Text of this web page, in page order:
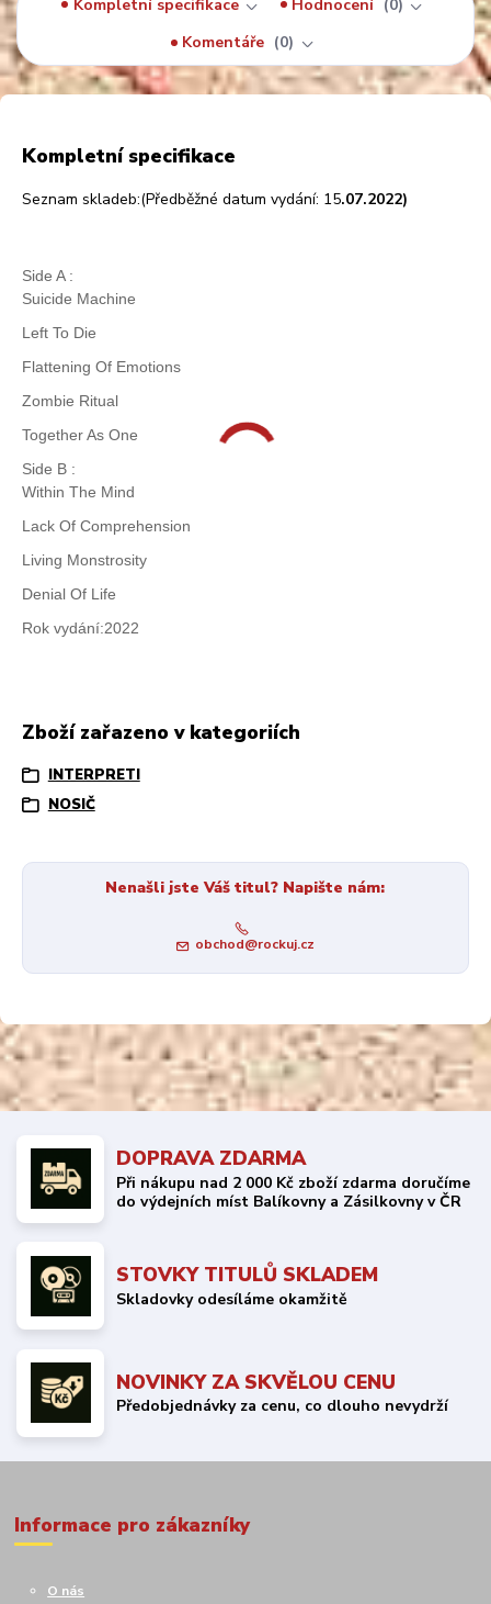
Kompletní specifikace Hodnocení
0
Komentáře
0
Kompletní specifikace
Seznam skladeb:(Předběžné datum vydání: 15.07.2022)
Side A :
Suicide Machine
Left To Die
Flattening Of Emotions
Zombie Ritual
Together As One
Side B :
Within The Mind
Lack Of Comprehension
Living Monstrosity
Denial Of Life
Rok vydání:2022
Zboží zařazeno v kategoriích
INTERPRETI
NOSIČ
Nenašli jste Váš titul? Napište nám:
obchod@rockuj.cz
DOPRAVA ZDARMA
Při nákupu nad 2 000 Kč zboží zdarma doručíme
do výdejních míst Balíkovny a Zásilkovny v ČR
STOVKY TITULŮ SKLADEM
Skladovky odesíláme okamžitě
NOVINKY ZA SKVĚLOU CENU
Předobjednávky za cenu, co dlouho nevydrží
Informace pro zákazníky
O nás